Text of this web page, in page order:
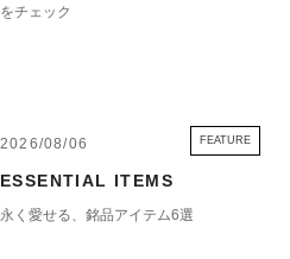
をチェック
2026/08/06 FEATURE
ESSENTIAL ITEMS
永く愛せる、銘品アイテム6選